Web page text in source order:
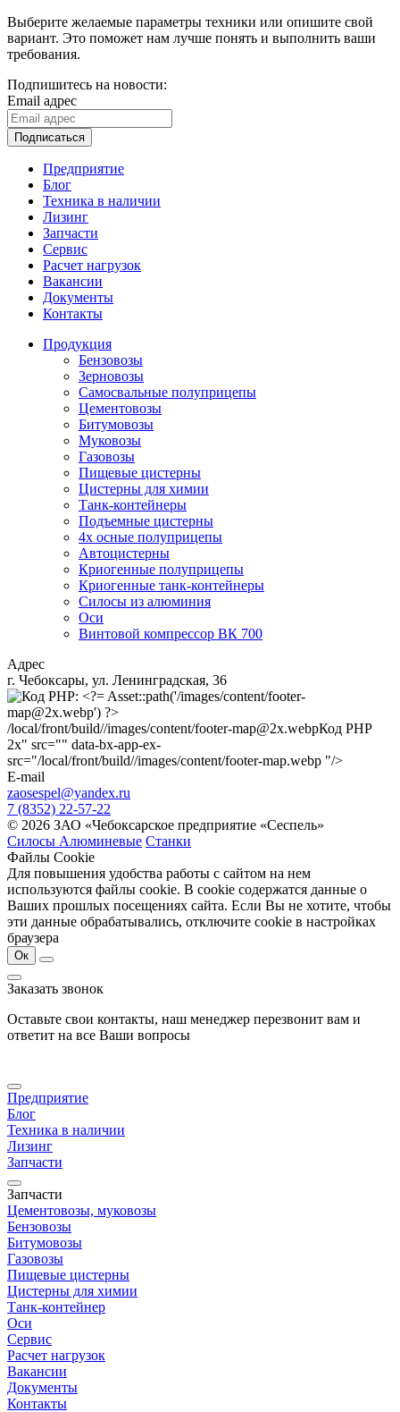
Выберите желаемые параметры техники или опишите свой
вариант. Это поможет нам лучше понять и выполнить ваши
требования.
Подпишитесь на новости:
Email адрес
Подписаться
Предприятие
Блог
Техника в наличии
Лизинг
Запчасти
Сервис
Расчет нагрузок
Вакансии
Документы
Контакты
Продукция
Бензовозы
Зерновозы
Самосвальные полуприцепы
Цементовозы
Битумовозы
Муковозы
Газовозы
Пищевые цистерны
Цистерны для химии
Танк-контейнеры
Подъемные цистерны
4х осные полуприцепы
Автоцистерны
Криогенные полуприцепы
Криогенные танк-контейнеры
Силосы из алюминия
Оси
Винтовой компрессор ВК 700
Адрес
г. Чебоксары, ул. Ленинградская, 36
/local/front/build//images/content/footer-map@2x.webpКод PHP
2x" src="" data-bx-app-ex-
src="/local/front/build//images/content/footer-map.webp "/>
E-mail
zaosespel@yandex.ru
7 (8352) 22-57-22
© 2026 ЗАО «Чебоксарское предприятие «Сеспель»
Силосы Алюминевые Станки
Файлы Cookie
Для повышения удобства работы с сайтом на нем
используются файлы cookie. В cookie содержатся данные о
Ваших прошлых посещениях сайта. Если Вы не хотите, чтобы
эти данные обрабатывались, отключите cookie в настройках
браузера
Ок
Заказать звонок
Оставьте свои контакты, наш менеджер перезвонит вам и
ответит на все Ваши вопросы
Предприятие
Блог
Техника в наличии
Лизинг
Запчасти
Запчасти
Цементовозы, муковозы
Бензовозы
Битумовозы
Газовозы
Пищевые цистерны
Цистерны для химии
Танк-контейнер
Оси
Сервис
Расчет нагрузок
Вакансии
Документы
Контакты